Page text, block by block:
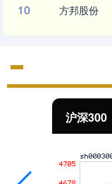
10 方邦股份
北证50